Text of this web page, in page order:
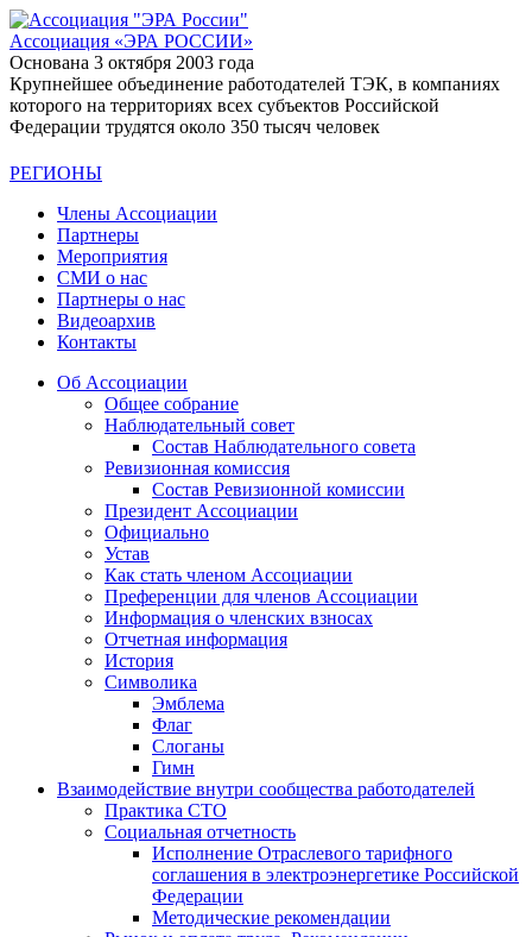
Ассоциация «ЭРА РОССИИ»
Основана 3 октября 2003 года
Крупнейшее объединение работодателей ТЭК, в компаниях
которого на территориях всех субъектов Российской
Федерации трудятся около 350 тысяч человек
РЕГИОНЫ
Члены Ассоциации
Партнеры
Мероприятия
СМИ о нас
Партнеры о нас
Видеоархив
Контакты
Об Ассоциации
Общее собрание
Наблюдательный совет
Состав Наблюдательного совета
Ревизионная комиссия
Состав Ревизионной комиссии
Президент Ассоциации
Официально
Устав
Как стать членом Ассоциации
Преференции для членов Ассоциации
Информация о членских взносах
Отчетная информация
История
Символика
Эмблема
Флаг
Слоганы
Гимн
Взаимодействие внутри сообщества работодателей
Практика СТО
Социальная отчетность
Исполнение Отраслевого тарифного
соглашения в электроэнергетике Российской
Федерации
Методические рекомендации